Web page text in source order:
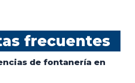
frecuentes
de fontanería en